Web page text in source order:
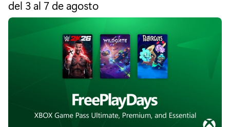
e
p
a
r
T
g
o
del 3 al 7 de agosto